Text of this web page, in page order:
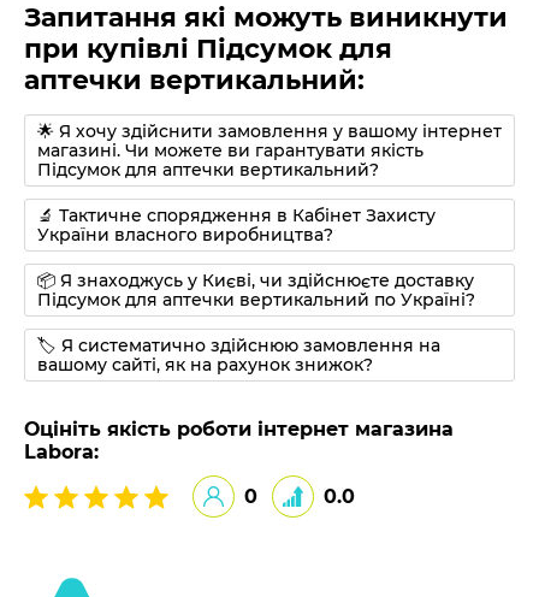
Запитання які можуть виникнути
при купівлі Підсумок для
аптечки вертикальний:
🌟 Я хочу здійснити замовлення у вашому інтернет
магазині. Чи можете ви гарантувати якість
Підсумок для аптечки вертикальний?
🔬 Тактичне спорядження в Кабінет Захисту
України власного виробництва?
📦 Я знаходжусь у Києві, чи здійснюєте доставку
Підсумок для аптечки вертикальний по Україні?
🏷 Я систематично здійснюю замовлення на
вашому сайті, як на рахунок знижок?
Оцініть якість роботи інтернет магазина
Labora:
0
0.0